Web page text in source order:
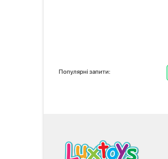
Популярні запити: